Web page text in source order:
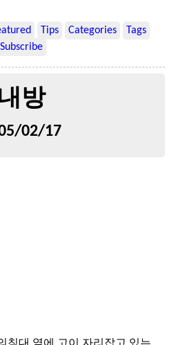
Tips Categories
Tags
Subscribe
방
02/17